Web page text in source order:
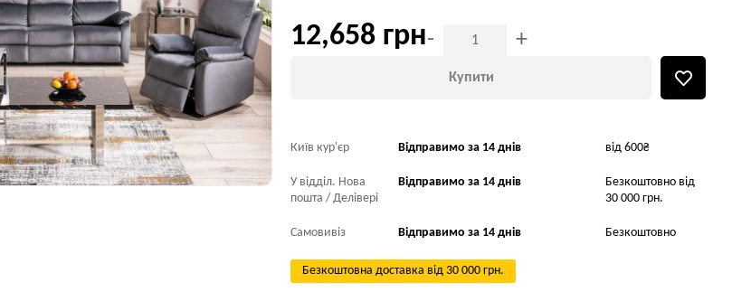
12,658 грн- +
Купити
Київ кур'єр Відправимо за 14 днів від 600₴
У відділ. Нова
пошта / Делівері
Відправимо за 14 днів
Безкоштовно від
30 000 грн.
Самовивіз Відправимо за 14 днів Безкоштовно
Безкоштовна доставка від 30 000 грн.